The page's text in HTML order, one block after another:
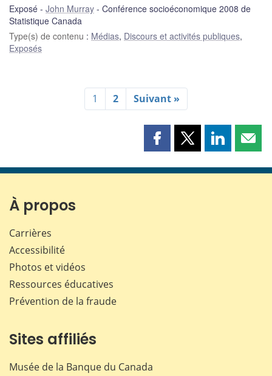
Exposé John Murray
Conférence socioéconomique 2008 de
Statistique Canada
Type(s) de contenu : Médias, Discours et activités publiques,
Exposés
1 2 Suivant »
Partager
page
Partager
page
Partager
page page
À propos
Carrières
Accessibilité
Photos et vidéos
Ressources éducatives
Prévention de la fraude
Sites affiliés
Musée de la Banque du Canada